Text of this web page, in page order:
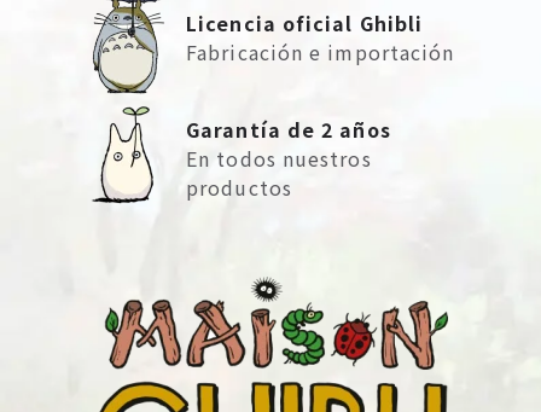
Licencia oficial Ghibli
Fabricación e importación
Garantía de 2 años
En todos nuestros
productos